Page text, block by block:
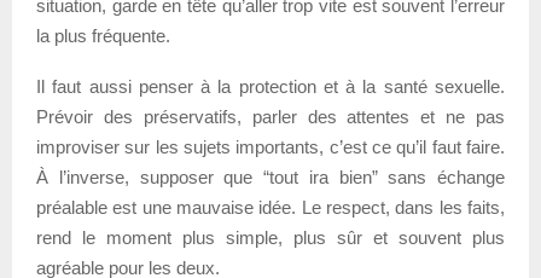
situation, garde en tête qu’aller trop vite est souvent l’erreur
la plus fréquente.
Il faut aussi penser à la protection et à la santé sexuelle.
Prévoir des préservatifs, parler des attentes et ne pas
improviser sur les sujets importants, c’est ce qu’il faut faire.
À l’inverse, supposer que “tout ira bien” sans échange
préalable est une mauvaise idée. Le respect, dans les faits,
rend le moment plus simple, plus sûr et souvent plus
agréable pour les deux.